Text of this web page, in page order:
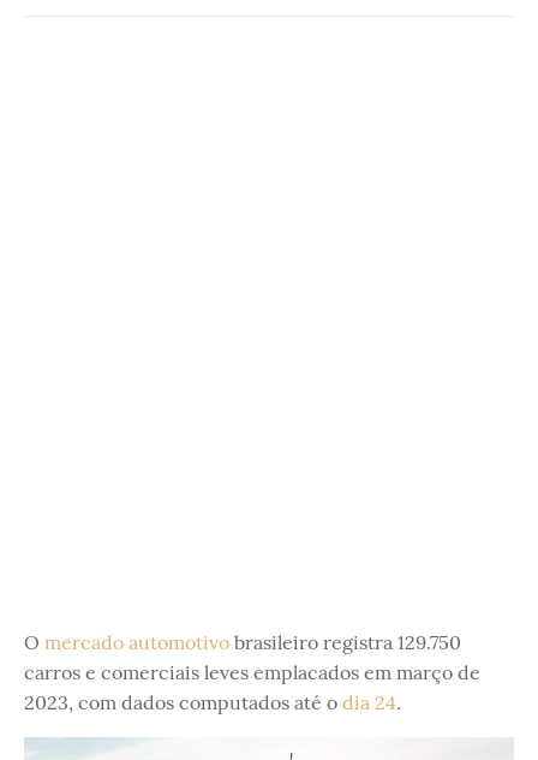
O mercado automotivo brasileiro registra 129.750
carros e comerciais leves emplacados em março de
2023, com dados computados até o dia 24.